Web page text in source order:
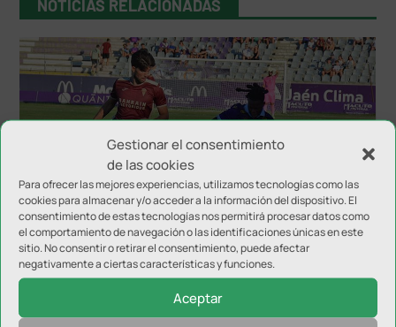
Gestionar el consentimiento
de las cookies
Para ofrecer las mejores experiencias, utilizamos tecnologías como las
cookies para almacenar y/o acceder a la información del dispositivo. El
consentimiento de estas tecnologías nos permitirá procesar datos como
el comportamiento de navegación o las identificaciones únicas en este
sitio. No consentir o retirar el consentimiento, puede afectar
negativamente a ciertas características y funciones.
Aceptar
NOTICIAS RELACIONADAS
El Córdoba se lleva el Trofeo del Olivo ante el Real
Jaén